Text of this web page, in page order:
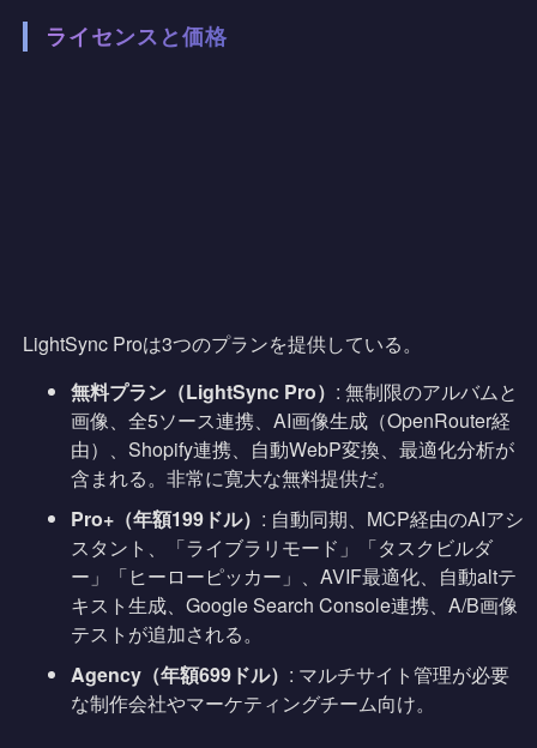
ライセンスと価格
LightSync Proは3つのプランを提供している。
無料プラン（LightSync Pro） : 無制限のアルバムと
画像、全5ソース連携、AI画像生成（OpenRouter経
由）、Shopify連携、自動WebP変換、最適化分析が
含まれる。非常に寛大な無料提供だ。
Pro+（年額199ドル） : 自動同期、MCP経由のAIアシ
スタント、「ライブラリモード」「タスクビルダ
ー」「ヒーローピッカー」、AVIF最適化、自動altテ
キスト生成、Google Search Console連携、A/B画像
テストが追加される。
Agency（年額699ドル） : マルチサイト管理が必要
な制作会社やマーケティングチーム向け。